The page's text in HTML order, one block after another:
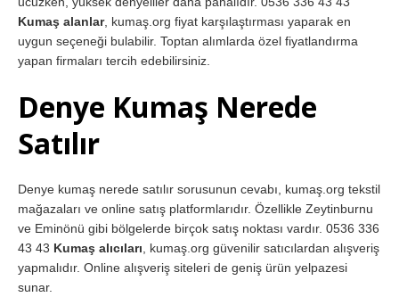
Kumaş alanlar, kumaş.org fiyat karşılaştırması yaparak en
uygun seçeneği bulabilir. Toptan alımlarda özel fiyatlandırma
yapan firmaları tercih edebilirsiniz.
Denye Kumaş Nerede
Satılır
Denye kumaş nerede satılır sorusunun cevabı, kumaş.org tekstil
mağazaları ve online satış platformlarıdır. Özellikle Zeytinburnu
ve Eminönü gibi bölgelerde birçok satış noktası vardır. 0536 336
43 43 Kumaş alıcıları , kumaş.org güvenilir satıcılardan alışveriş
yapmalıdır. Online alışveriş siteleri de geniş ürün yelpazesi
sunar.